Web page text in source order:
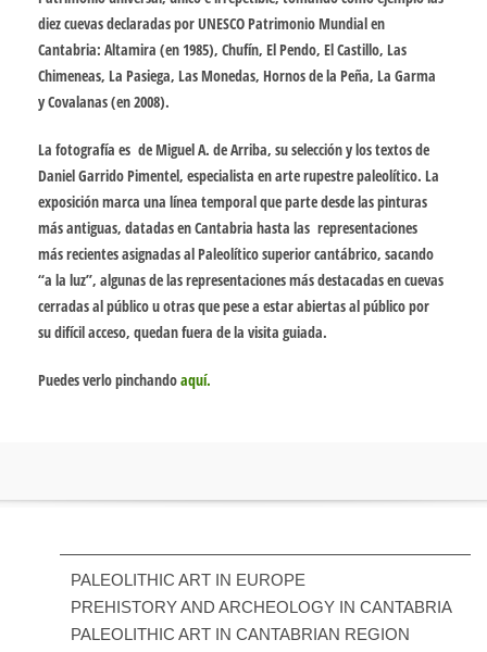
diez cuevas declaradas por UNESCO Patrimonio Mundial en
Cantabria: Altamira (en 1985), Chufín, El Pendo, El Castillo, Las
Chimeneas, La Pasiega, Las Monedas, Hornos de la Peña, La Garma
y Covalanas (en 2008).
La fotografía es de Miguel A. de Arriba, su selección y los textos de
Daniel Garrido Pimentel, especialista en arte rupestre paleolítico. La
exposición marca una línea temporal que parte desde las pinturas
más antiguas, datadas en Cantabria hasta las representaciones
más recientes asignadas al Paleolítico superior cantábrico, sacando
“a la luz”, algunas de las representaciones más destacadas en cuevas
cerradas al público u otras que pese a estar abiertas al público por
su difícil acceso, quedan fuera de la visita guiada.
Puedes verlo pinchandoaquí.
PALEOLITHIC ART IN EUROPE
PREHISTORY AND ARCHEOLOGY IN CANTABRIA
PALEOLITHIC ART IN CANTABRIAN REGION